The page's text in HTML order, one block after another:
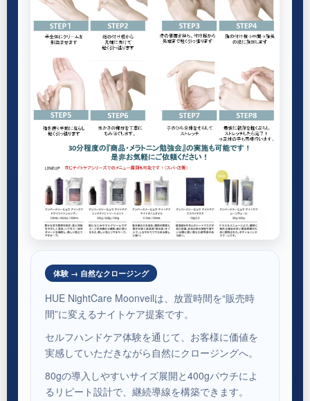
体験 → 自然なクロージング
HUE NightCare Moonveilは、放置時間を“販売時
間”に変えるナイトケア提案です。
セルフハンドケア体験を通じて、お客様に価値を
実感していただきながら自然にクロージングへ。
80gの導入しやすいサイズ展開と400gパウチによ
るリピート設計で、継続導線を構築できます。